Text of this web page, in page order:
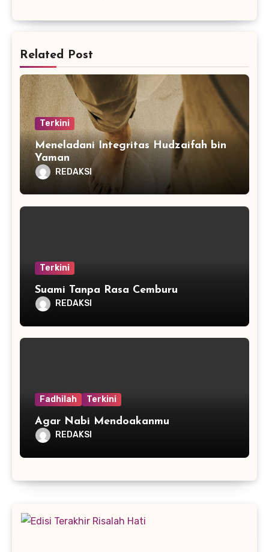
Related Post
Terkini
Meneladani Integritas Hudzaifah bin
Yaman
REDAKSI
Terkini
Suami Tanpa Rasa Cemburu
REDAKSI
Fadhilah Terkini
Agar Nabi Mendoakanmu
REDAKSI